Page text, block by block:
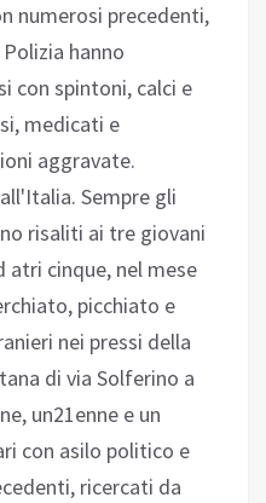
numerosi precedenti,
hanno
con spintoni, calci e
medicati e
aggravate.
Sempre gli
risaliti ai tre giovani
atri cinque, nel mese
picchiato e
nei pressi della
di via Solferino a
un21enne e un
con asilo politico e
ricercati da